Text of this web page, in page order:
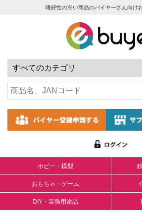
嗜好性の高い商品のバイヤーさん向け
ホビー・模型
おもちゃ・ゲーム
DIY・業務用途品